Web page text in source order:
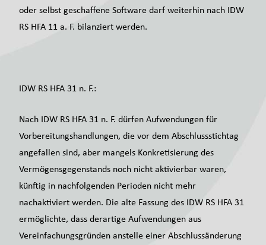
oder selbst geschaffene Software darf weiterhin nach IDW
RS HFA 11 a. F. bilanziert werden.
IDW RS HFA 31 n. F.:
Nach IDW RS HFA 31 n. F. dürfen Aufwendungen für
Vorbereitungshandlungen, die vor dem Abschlussstichtag
angefallen sind, aber mangels Konkretisierung des
Vermögensgegenstands noch nicht aktivierbar waren,
künftig in nachfolgenden Perioden nicht mehr
nachaktiviert werden. Die alte Fassung des IDW RS HFA 31
ermöglichte, dass derartige Aufwendungen aus
Vereinfachungsgründen anstelle einer Abschlussänderung